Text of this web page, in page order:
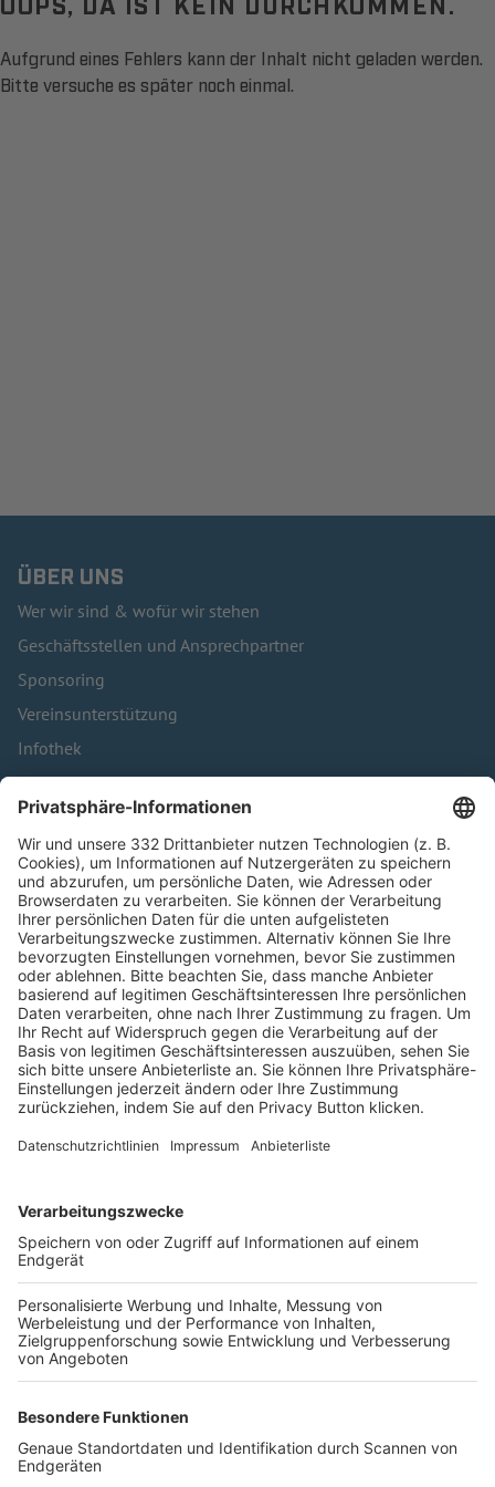
Aufgrund eines Fehlers kann der Inhalt nicht geladen werden.
Bitte versuche es später noch einmal.
ÜBER UNS
Wer wir sind & wofür wir stehen
Geschäftsstellen und Ansprechpartner
Sponsoring
Vereinsunterstützung
Infothek
Kontakt
HÄUFIG BESUCHTE SEITEN
Pässe und Vereinswechsel
Trainerausbildung
Schulungsangebot Vereinsmitarbeiter
BFV-Geschäftsstellen
Trainerbörse
Login SpielPlus
FOLGE DEM BFV
TOP-VEREINE
TOP-PARTNER